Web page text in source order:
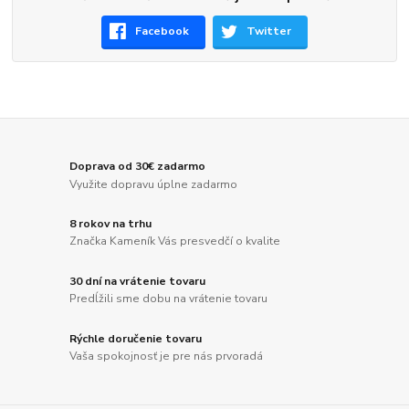
Facebook Twitter
Doprava od 30€ zadarmo
Využite dopravu úplne zadarmo
8 rokov na trhu
Značka Kameník Vás presvedčí o kvalite
30 dní na vrátenie tovaru
Predĺžili sme dobu na vrátenie tovaru
Rýchle doručenie tovaru
Vaša spokojnosť je pre nás prvoradá